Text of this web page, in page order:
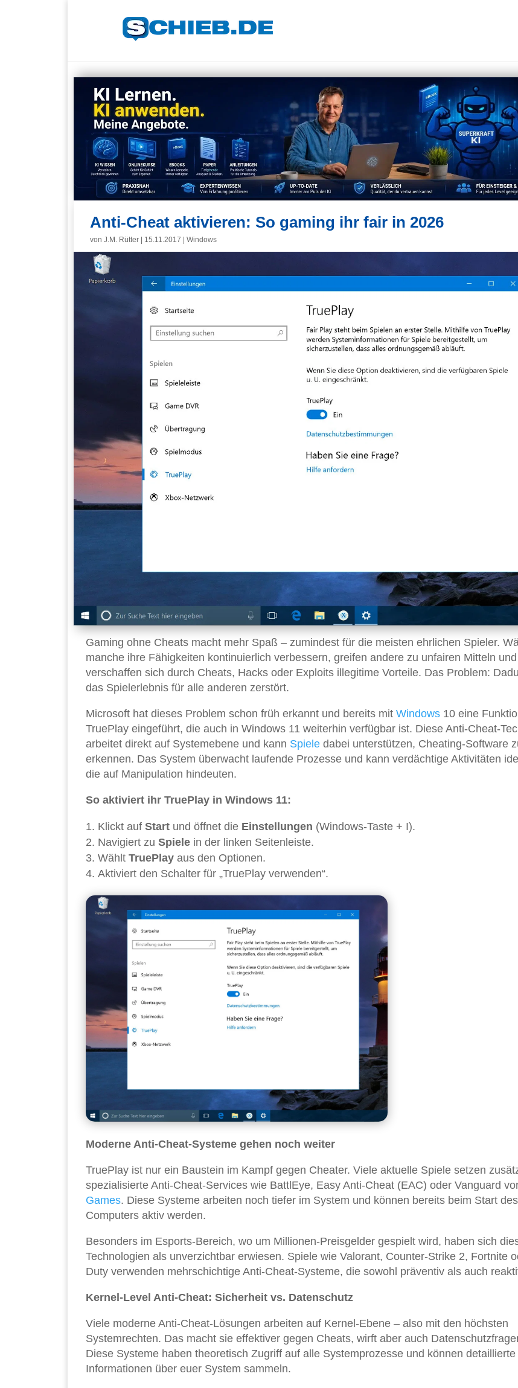
Anti-Cheat aktivieren: So gaming ihr fair in 2026
von J.M. Rütter 15.11.2017 Windows
Gaming ohne Cheats macht mehr Spaß – zumindest für die meisten ehrlichen Spieler.
manche ihre Fähigkeiten kontinuierlich verbessern, greifen andere zu unfairen Mitteln und
verschaffen sich durch Cheats, Hacks oder Exploits illegitime Vorteile. Das Problem:
das Spielerlebnis für alle anderen zerstört.
Microsoft hat dieses Problem schon früh erkannt und bereits mit Windows 10 eine
TruePlay eingeführt, die auch in Windows 11 weiterhin verfügbar ist. Diese Anti-Cheat-
arbeitet direkt auf Systemebene und kann Spiele dabei unterstützen, Cheating-Software
erkennen. Das System überwacht laufende Prozesse und kann verdächtige Aktivitäten
die auf Manipulation hindeuten.
So aktiviert ihr TruePlay in Windows 11:
Klickt auf Start und öffnet die Einstellungen (Windows-Taste + I).
Navigiert zu Spiele in der linken Seitenleiste.
Wählt TruePlay aus den Optionen.
Aktiviert den Schalter für „TruePlay verwenden“.
Moderne Anti-Cheat-Systeme gehen noch weiter
TruePlay ist nur ein Baustein im Kampf gegen Cheater. Viele aktuelle Spiele setzen
spezialisierte Anti-Cheat-Services wie BattlEye, Easy Anti-Cheat (EAC) oder Vanguard
Games. Diese Systeme arbeiten noch tiefer im System und können bereits beim Start des
Computers aktiv werden.
Besonders im Esports-Bereich, wo um Millionen-Preisgelder gespielt wird, haben sich
Technologien als unverzichtbar erwiesen. Spiele wie Valorant, Counter-Strike 2, Fortnite
Duty verwenden mehrschichtige Anti-Cheat-Systeme, die sowohl präventiv als auch
Kernel-Level Anti-Cheat: Sicherheit vs. Datenschutz
Viele moderne Anti-Cheat-Lösungen arbeiten auf Kernel-Ebene – also mit den höchsten
Systemrechten. Das macht sie effektiver gegen Cheats, wirft aber auch
Diese Systeme haben theoretisch Zugriff auf alle Systemprozesse und können detaillierte
Informationen über euer System sammeln.